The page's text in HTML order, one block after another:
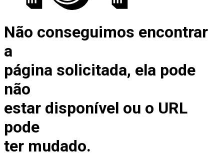
Não conseguimos encontrar
a
página solicitada, ela pode
não
estar disponível ou o URL
pode
ter mudado.